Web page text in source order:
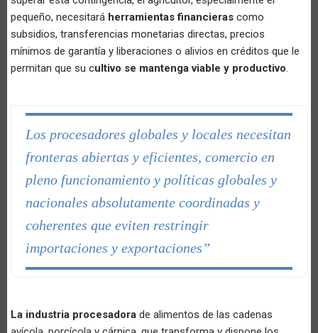
pequeño, necesitará herramientas financieras como
subsidios, transferencias monetarias directas, precios
mínimos de garantía y liberaciones o alivios en créditos que le
permitan que su cultivo se mantenga viable y productivo.
Los procesadores globales y locales necesitan
fronteras abiertas y eficientes, comercio en
pleno funcionamiento y políticas globales y
nacionales absolutamente coordinadas y
coherentes que eviten restringir
importaciones y exportaciones”
La industria procesadora de alimentos de las cadenas